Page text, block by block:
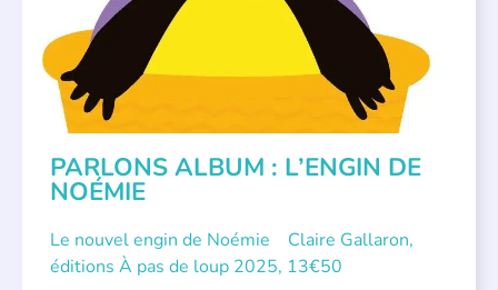
PARLONS ALBUM : L’ENGIN DE
NOÉMIE
Le nouvel engin de Noémie Claire Gallaron,
éditions À pas de loup 2025, 13€50